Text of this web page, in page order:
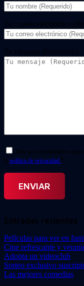
Tu correo electrónico
Tu mensaje (Necesario)
Doy mi consentimiento para
la política de privacidad. *
Entradas recientes
Películas para ver en
Cine refrescante y
Adopta un videoclub
Sorteo exclusivo
Las mejores comedias